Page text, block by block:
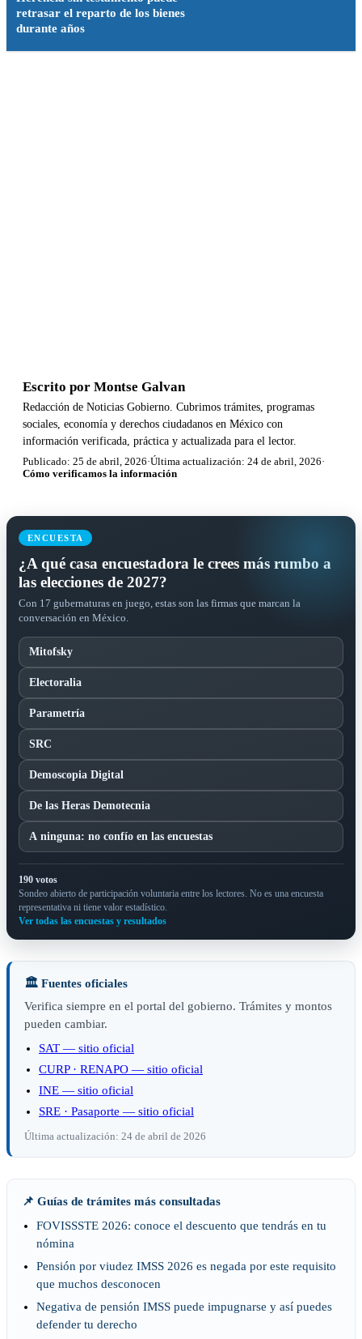
retrasar el reparto de los bienes
durante años
Escrito por Montse Galvan
Redacción de Noticias Gobierno. Cubrimos trámites, programas
sociales, economía y derechos ciudadanos en México con
información verificada, práctica y actualizada para el lector.
Publicado: 25 de abril, 2026·Última actualización: 24 de abril, 2026·
Cómo verificamos la información
ENCUESTA
¿A qué casa encuestadora le crees más rumbo a
las elecciones de 2027?
Con 17 gubernaturas en juego, estas son las firmas que marcan la
conversación en México.
Mitofsky
Electoralia
Parametría
SRC
Demoscopia Digital
De las Heras Demotecnia
A ninguna: no confío en las encuestas
190 votos
Sondeo abierto de participación voluntaria entre los lectores. No es una encuesta
representativa ni tiene valor estadístico.
Ver todas las encuestas y resultados
🏛️ Fuentes oficiales
Verifica siempre en el portal del gobierno. Trámites y montos
pueden cambiar.
SAT — sitio oficial
CURP · RENAPO — sitio oficial
INE — sitio oficial
SRE · Pasaporte — sitio oficial
Última actualización: 24 de abril de 2026
📌 Guías de trámites más consultadas
FOVISSSTE 2026: conoce el descuento que tendrás en tu
nómina
Pensión por viudez IMSS 2026 es negada por este requisito
que muchos desconocen
Negativa de pensión IMSS puede impugnarse y así puedes
defender tu derecho